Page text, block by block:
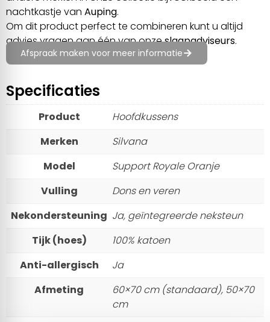
nachtkastje van Auping.
Om dit product perfect te combineren kunt u altijd
advies vragen aan één van onzeslaapadviseurs.
Afspraak maken voor meer informatie
Specificaties
Product
Hoofdkussens
Merken
Silvana
Model
Support Royale Oranje
Vulling
Dons en veren
Nekondersteuning Ja, geïntegreerde neksteun
Tijk (hoes)
100% katoen
Anti-allergisch
Ja
Afmeting
60×70 cm (standaard), 50×70
cm